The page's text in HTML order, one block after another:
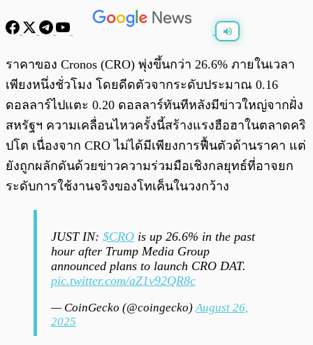
/
ราคาของ Cronos (CRO) พุ่งขึ้นกว่า 26.6% ภายในเวลา
เพียงหนึ่งชั่วโมง โดยดีดตัวจากระดับประมาณ 0.16
ดอลลาร์ไปแตะ 0.20 ดอลลาร์ทันทีหลังมีข่าวใหญ่จากฝั่ง
สหรัฐฯ ความเคลื่อนไหวครั้งนี้สร้างแรงฮือฮาในตลาดคริ
ปโต เนื่องจาก CRO ไม่ได้มีเพียงการฟื้นตัวด้านราคา แต่
ยังถูกผลักดันด้วยข่าวความร่วมมือเชิงกลยุทธ์ที่อาจยก
ระดับการใช้งานจริงของโทเค็นในวงกว้าง
JUST IN: $CRO is up 26.6% in the past
hour after Trump Media Group
announced plans to launch CRO DAT.
pic.twitter.com/aZ1v92QR8c
— CoinGecko (@coingecko)August 26,
2025